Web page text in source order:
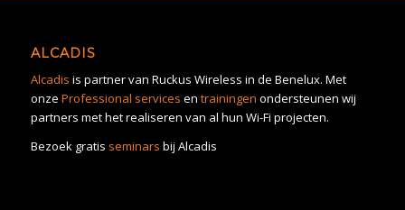
ALCADIS
Alcadis is partner van Ruckus Wireless in de Benelux. Met
onze Professional services en trainingen ondersteunen wij
partners met het realiseren van al hun Wi-Fi projecten.
Bezoek gratis seminars bij Alcadis